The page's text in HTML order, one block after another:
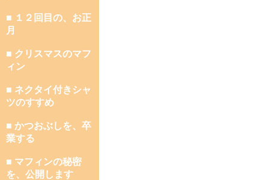
■ １２回目の、お正
月
■ クリスマスのマフ
ィン
■ ネクタイ付きシャ
ツのすすめ
■ かつおぶしを、卒
業する
■ マフィンの秘密
を、公開します